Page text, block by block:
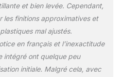
Réussissez vos
cuissons grâce à ce
four avec pierre
pizza en cordiérite
large de 430 mm.
La pierre accumule
la chaleur jusqu'à
et bien levée. Cependant,
les finitions approximatives et
mal ajustés.
en français et l’inexactitude
intégré ont quelque peu
initiale. Malgré cela, avec